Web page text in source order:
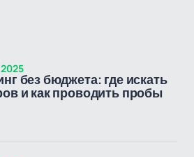
без бюджета: где искать
и как проводить пробы